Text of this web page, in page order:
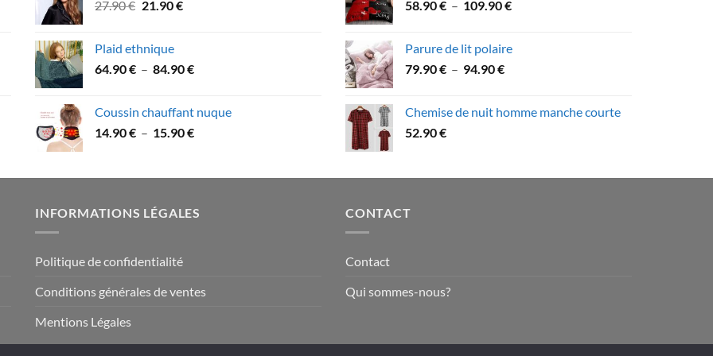
27.90€ Le
était :
27.90 €.
21.90€Le
21.90 €.
Plaid ethnique
64.90€ – 84.90€Plage
64.90 €
à
Coussin chauffant nuque
14.90€ – 15.90€Plage
14.90 €
15.90 €
à
58.90€ – 109.90€Plage
58.90 €
Parure de lit polaire
79.90€ – 94.90€Plage
79.90 €
Chemise de nuit homme manche courte
52.90€
INFORMATIONS LÉGALES
Politique de confidentialité
Conditions générales de ventes
Mentions Légales
CONTACT
Contact
Qui sommes-nous?